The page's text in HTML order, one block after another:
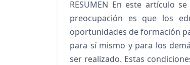
RESUMEN En este artículo
preocupación es que los
oportunidades de formación
para sí mismo y para los
ser realizado. Estas